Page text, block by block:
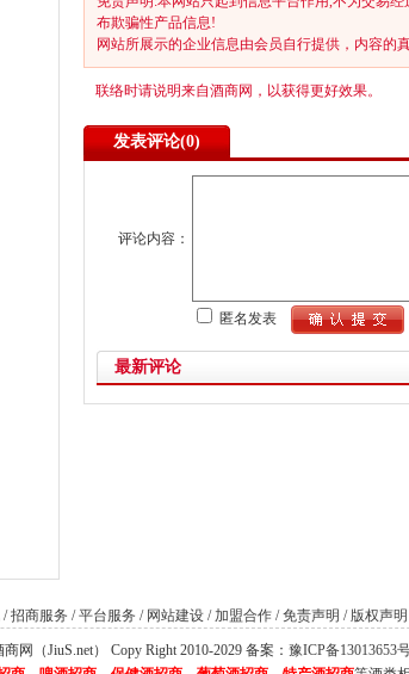
布欺骗性产品信息!
网站所展示的企业信息由会员自行提供，内容的
联络时请说明来自酒商网，以获得更好效果。
发表评论(0)
评论内容：
匿名发表
最新评论
/招商服务 /平台服务 / 网站建设 /加盟合作 /免责声明 / 版权声明
网（JiuS.net） Copy Right 2010-2029 备案： 豫ICP备13013653